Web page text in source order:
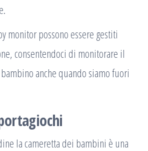
monitor possono essere gestiti
consentendoci di monitorare il
anche quando siamo fuori
la cameretta dei bambini è una